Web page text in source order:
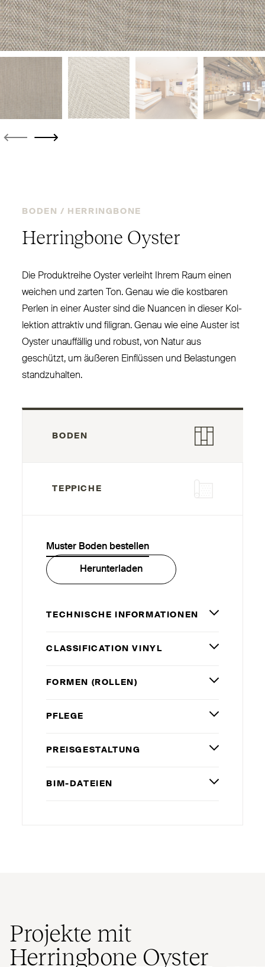
BODEN / HERRINGBONE
Herringbone Oyster
Die Pro­duktreihe Oyster verleiht Ihrem Raum einen
weichen und zarten Ton. Genau wie die kostbaren
Perlen in einer Auster sind die Nuancen in dieser Kol­
lektion attraktiv und filigran. Genau wie eine Auster ist
Oyster unauffällig und robust, von Natur aus
geschützt, um äußeren Ein­flüssen und Belastungen
standzuhalten.
BODEN
TEPPICHE
Muster Boden bestellen
Herunterladen
TECHNISCHE INFORMATIONEN
CLASSIFICATION VINYL
FORMEN (ROLLEN)
PFLEGE
PREISGESTALTUNG
BIM-DATEIEN
Projekte mit
Herringbone Oyster